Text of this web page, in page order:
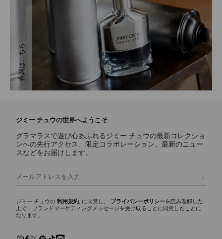
香調はこちら
トップノート
レモンキャビア、ブラックペッパー
ミドルノート
ローズウッド、ベチバー
ラストノート
グレーアンバー、レザーアコード
ジミー チュウの世界へようこそ
グラマラスで遊び心あふれるジミー チュウの最新コレクショ
ンへの先行アクセス、限定コラボレーション、最新のニュー
スなどをお届けします。
ジミー チュウの 利用規約, に同意し、 プライバシーポリシーを読み理解した
上で、ブランドマーケティングメッセージを受け取ることに同意したことに
なります。